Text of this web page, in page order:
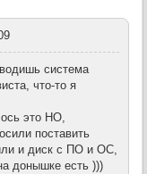
система
что-то я
это НО,
поставить
и диск с ПО и ОС,
донышке есть )))